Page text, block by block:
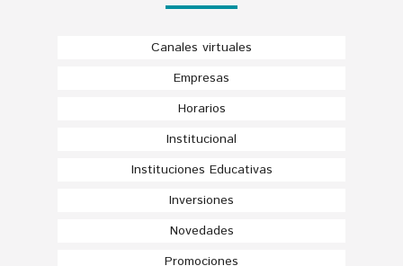
Canales virtuales
Empresas
Horarios
Institucional
Instituciones Educativas
Inversiones
Novedades
Promociones